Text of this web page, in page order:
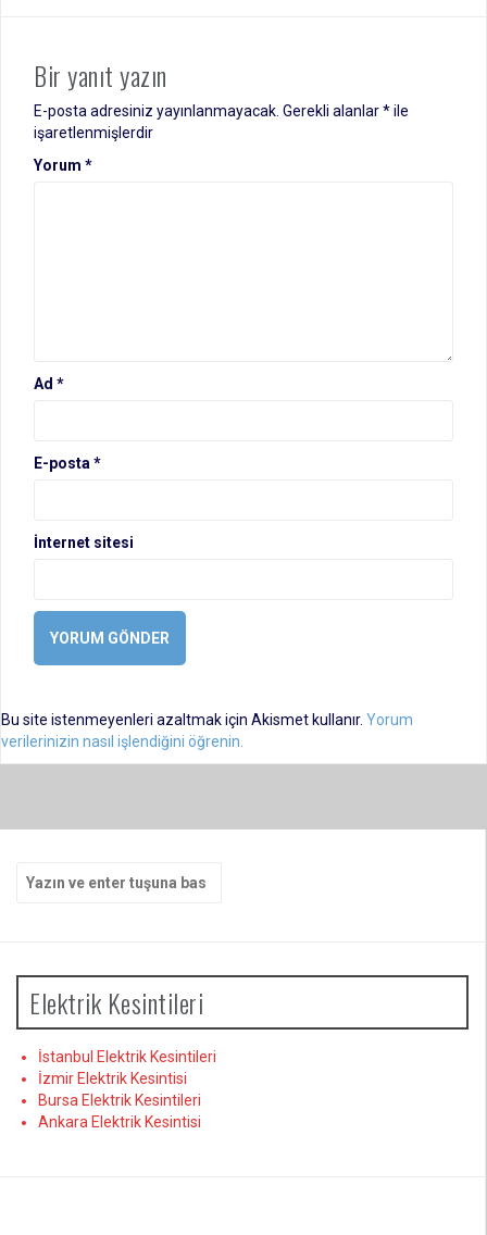
Bir yanıt yazın
E-posta adresiniz yayınlanmayacak. Gerekli alanlar*ile
işaretlenmişlerdir
Yorum *
Ad *
E-posta *
İnternet sitesi
Bu site istenmeyenleri azaltmak için Akismet kullanır. Yorum
verilerinizin nasıl işlendiğini öğrenin.
yap:
Elektrik Kesintileri
İstanbul Elektrik Kesintileri
İzmir Elektrik Kesintisi
Bursa Elektrik Kesintileri
Ankara Elektrik Kesintisi